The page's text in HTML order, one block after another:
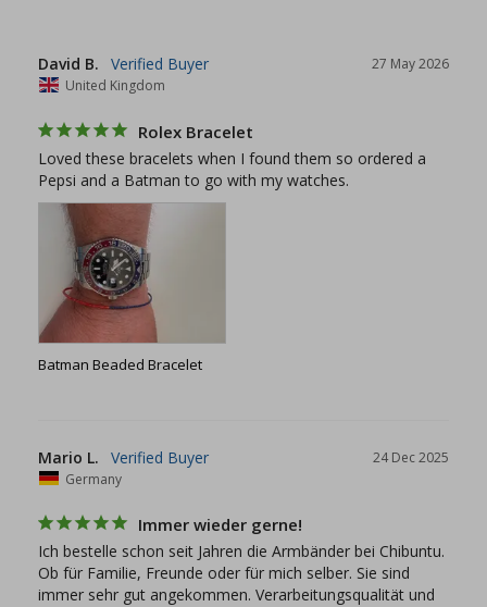
27 May 2026
David B.
United Kingdom
Rolex Bracelet
Loved these bracelets when I found them so ordered a
Pepsi and a Batman to go with my watches.
Batman Beaded Bracelet
24 Dec 2025
Mario L.
Germany
Immer wieder gerne!
Ich bestelle schon seit Jahren die Armbänder bei Chibuntu.
Ob für Familie, Freunde oder für mich selber. Sie sind
immer sehr gut angekommen. Verarbeitungsqualität und